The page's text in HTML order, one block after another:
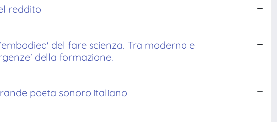
reddito
del fare scienza. Tra moderno e
della formazione.
poeta sonoro italiano